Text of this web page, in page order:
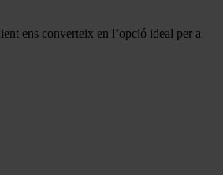
ens converteix en l’opció ideal per a